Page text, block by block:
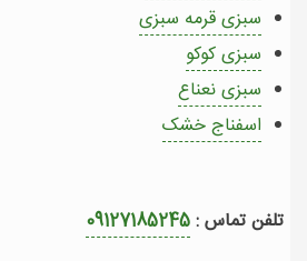
سبزی قرمه سبزی
سبزی کوکو
سبزی نعناع
اسفناج خشک
تلفن تماس :09127185245